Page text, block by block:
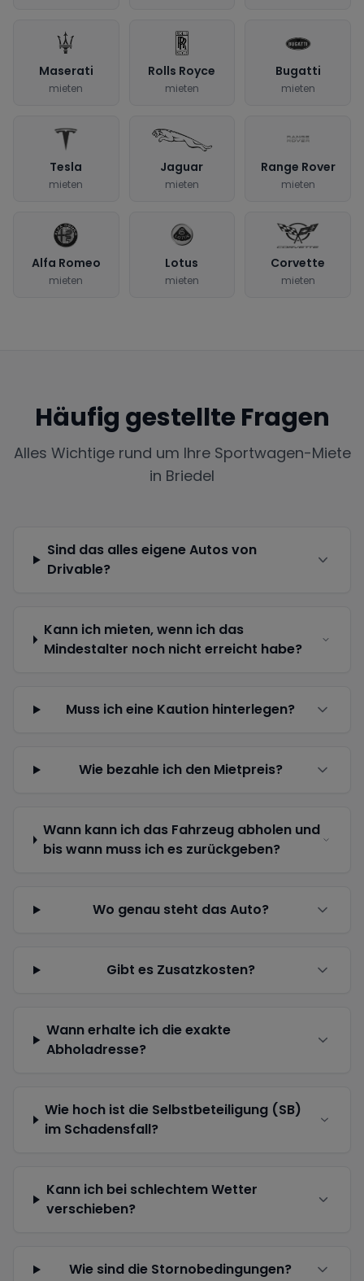
Maserati
mieten
Rolls Royce
mieten
Bugatti
mieten
Tesla
mieten
Jaguar
mieten
Range Rover
mieten
Alfa Romeo
mieten
Lotus
mieten
Corvette
mieten
Häufig gestellte Fragen
Alles Wichtige rund um Ihre Sportwagen-Miete
in Briedel
Sind das alles eigene Autos von
Drivable?
Kann ich mieten, wenn ich das
Mindestalter noch nicht erreicht habe?
Muss ich eine Kaution hinterlegen?
Wie bezahle ich den Mietpreis?
Wann kann ich das Fahrzeug abholen und
bis wann muss ich es zurückgeben?
Wo genau steht das Auto?
Gibt es Zusatzkosten?
Wann erhalte ich die exakte
Abholadresse?
Wie hoch ist die Selbstbeteiligung (SB)
im Schadensfall?
Kann ich bei schlechtem Wetter
verschieben?
Wie sind die Stornobedingungen?